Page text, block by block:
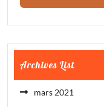
Archives List
mars 2021